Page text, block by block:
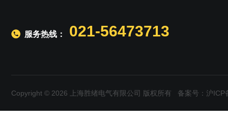
服务热线： 021-56473713
Copyright © 2026 上海胜绪电气有限公司 版权所有 备案号：沪